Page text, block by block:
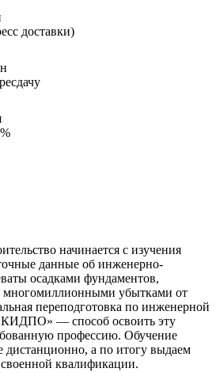
доставки)
начинается с изучения
данные об инженерно-
осадками фундаментов,
многомиллионными убытками от
переподготовка по инженерной
— способ освоить эту
профессию. Обучение
дистанционно, а по итогу выдаем
квалификации.